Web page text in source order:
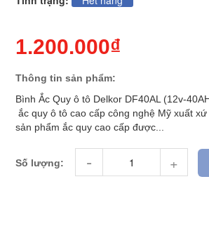
1.200.000₫
Thông tin sản phẩm:
Bình Ắc Quy ô tô Delkor DF40AL (12v-
ắc quy ô tô cao cấp công nghệ Mỹ xuất
sản phẩm ắc quy cao cấp được...
Số lượng: - +